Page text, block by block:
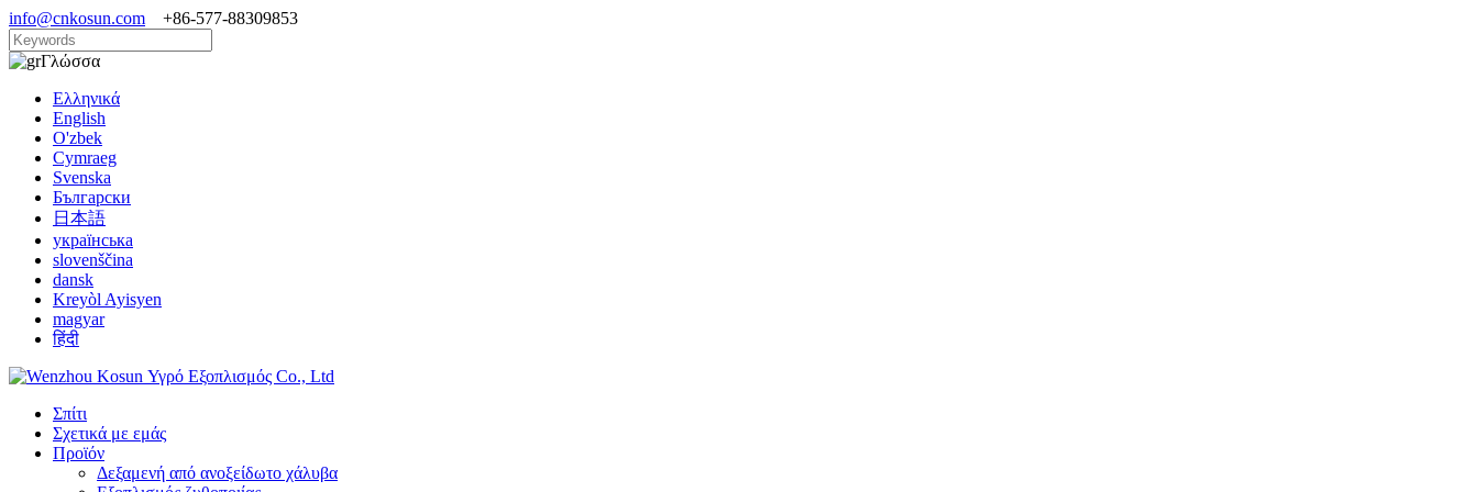
info@cnkosun.com +86-577-88309853
Γλώσσα
Ελληνικά
English
O'zbek
Cymraeg
Svenska
Български
日本語
українська
slovenščina
dansk
Kreyòl Ayisyen
magyar
हिंदी
Σπίτι
Σχετικά με εμάς
Προϊόν
Δεξαμενή από ανοξείδωτο χάλυβα